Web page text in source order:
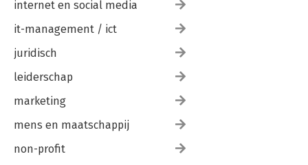
internet en social media
it-management / ict
juridisch
leiderschap
marketing
mens en maatschappij
non-profit